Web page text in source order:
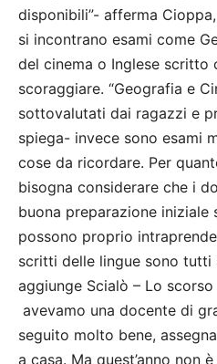
disponibili”- afferma
si incontrano esami come
del cinema o Inglese scritto
scoraggiare. “Geografia e
sottovalutati dai ragazzi e
spiega- invece sono esami
cose da ricordare. Per
bisogna considerare che i
buona preparazione iniziale
possono proprio
scritti delle lingue sono
aggiunge Scialò – Lo
avevamo una docente di
seguito molto bene,
a casa. Ma quest’anno non